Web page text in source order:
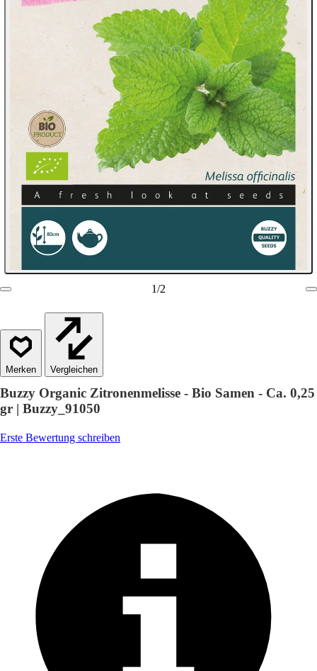
1/2
Vergleichen
Buzzy Organic Zitronenmelisse - Bio Samen - Ca. 0,25
gr | Buzzy_91050
Erste Bewertung schreiben